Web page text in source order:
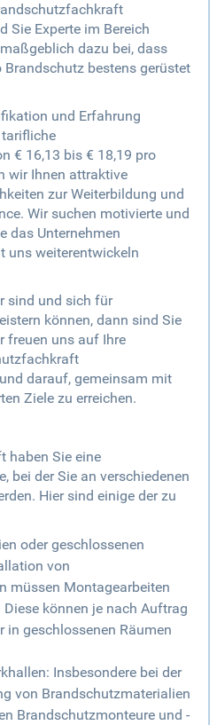
Sie Experte im Bereich
dazu bei, dass
bestens gerüstet
und Erfahrung
tarifliche
€ 16,13 bis € 18,19 pro
wir Ihnen attraktive
zur Weiterbildung und
Wir suchen motivierte und
das Unternehmen
uns weiterentwickeln
sind und sich für
können, dann sind Sie
freuen uns auf Ihre
darauf, gemeinsam mit
Ziele zu erreichen.
haben Sie eine
bei der Sie an verschiedenen
Hier sind einige der zu
oder geschlossenen
von
müssen Montagearbeiten
können je nach Auftrag
in geschlossenen Räumen
Insbesondere bei der
von Brandschutzmaterialien
Brandschutzmonteure und -